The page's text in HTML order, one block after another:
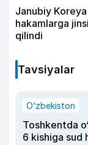
Janubiy
hakamlarga
qilindi
Tavsiyalar
O‘zbekiston
Toshkentda
6 kishiga sud